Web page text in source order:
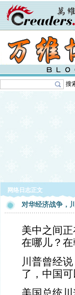
搜
网络日志正文
对华经济战争，
美中之间
在哪儿？
川普曾经
了，中国